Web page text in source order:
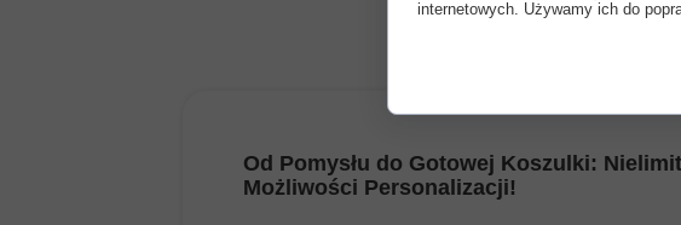
Od Pomysłu do Gotowej Koszulki:
Możliwości Personalizacji!
internetowych. Używamy ich do